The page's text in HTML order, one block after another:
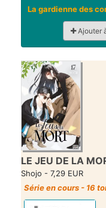
La gardienne des
Ajouter
LE JEU DE LA
Shojo - 7,29 EUR
Série en cours - 16